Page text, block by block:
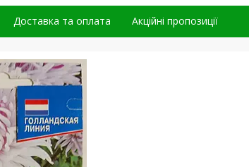
Доставка та оплата Акційні пропозиції